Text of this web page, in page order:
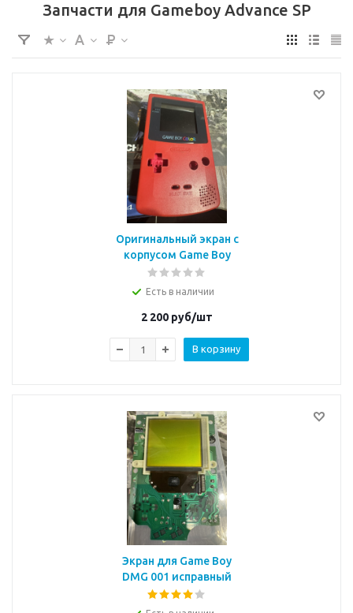
Запчасти для Gameboy Advance SP
Оригинальный экран с
корпусом Game Boy
Color
Есть в наличии
2 200 руб/шт
В корзину
Экран для Game Boy
DMG 001 исправный